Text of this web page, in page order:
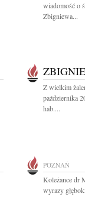
wiadomość o
Zbigniewa...
Z wielkim
października
hab....
POZNAŃ
Koleżance dr
wyrazy